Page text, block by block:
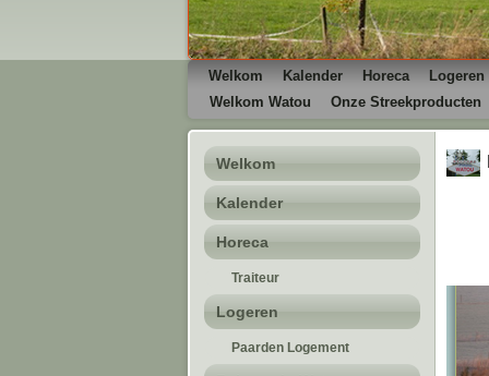
Welkom Kalender Horeca
Logeren
Welkom Watou
Onze Streekproducten
Welkom
Kalender
Horeca
Traiteur
Logeren
Paarden Logement